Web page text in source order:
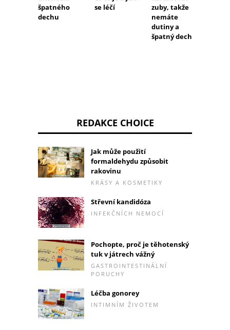
špatného
dechu
se léčí
zuby, takže
nemáte
dutiny a
špatný dech
REDAKCE CHOICE
Jak může použití
formaldehydu způsobit
rakovinu
KRÁSY A KOSMETIKY
Střevní kandidóza
INFEKČNÍCH NEMOCÍ
Pochopte, proč je těhotenský
tuk v játrech vážný
GASTROINTESTINÁLNÍ
PORUCHY
Léčba gonorey
INTIMNÍM ŽIVOTEM